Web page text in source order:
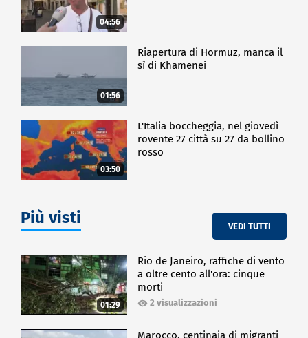
04:56
01:56
Riapertura di Hormuz, manca il
sì di Khamenei
03:50
L'Italia boccheggia, nel giovedì
rovente 27 città su 27 da bollino
rosso
Più visti VEDI TUTTI
01:29
Rio de Janeiro, raffiche di vento
a oltre cento all'ora: cinque
morti
2 visualizzazioni
Marocco, centinaia di migranti